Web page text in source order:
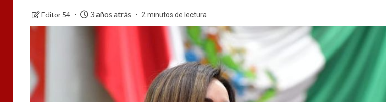
Editor 54 3 años atrás 2 minutos de lectura